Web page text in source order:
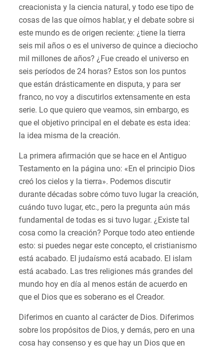
creacionista y la ciencia natural, y todo ese tipo de
cosas de las que oímos hablar, y el debate sobre si
este mundo es de origen reciente: ¿tiene la tierra
seis mil años o es el universo de quince a dieciocho
mil millones de años? ¿Fue creado el universo en
seis períodos de 24 horas? Estos son los puntos
que están drásticamente en disputa, y para ser
franco, no voy a discutirlos extensamente en esta
serie. Lo que quiero que veamos, sin embargo, es
que el objetivo principal en el debate es esta idea:
la idea misma de la creación.
La primera afirmación que se hace en el Antiguo
Testamento en la página uno: «En el principio Dios
creó los cielos y la tierra». Podemos discutir
durante décadas sobre cómo tuvo lugar la creación,
cuándo tuvo lugar, etc., pero la pregunta aún más
fundamental de todas es si tuvo lugar. ¿Existe tal
cosa como la creación? Porque todo ateo entiende
esto: si puedes negar este concepto, el cristianismo
está acabado. El judaísmo está acabado. El islam
está acabado. Las tres religiones más grandes del
mundo hoy en día al menos están de acuerdo en
que el Dios que es soberano es el Creador.
Diferimos en cuanto al carácter de Dios. Diferimos
sobre los propósitos de Dios, y demás, pero en una
cosa hay consenso y es que hay un Dios que en